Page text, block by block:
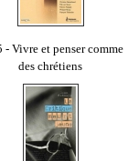
- Vivre et penser comme
des chrétiens